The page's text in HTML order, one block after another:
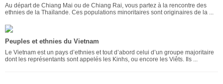
Au départ de Chiang Mai ou de Chiang Rai, vous partez à la rencontre des
ethnies de la Thaïlande. Ces populations minoritaires sont originaires de la ...
Peuples et ethnies du Vietnam
Le Vietnam est un pays d’ethnies et tout d’abord celui d’un groupe majoritaire
dont les représentants sont appelés les Kinhs, ou encore les Viêts. Ils ...